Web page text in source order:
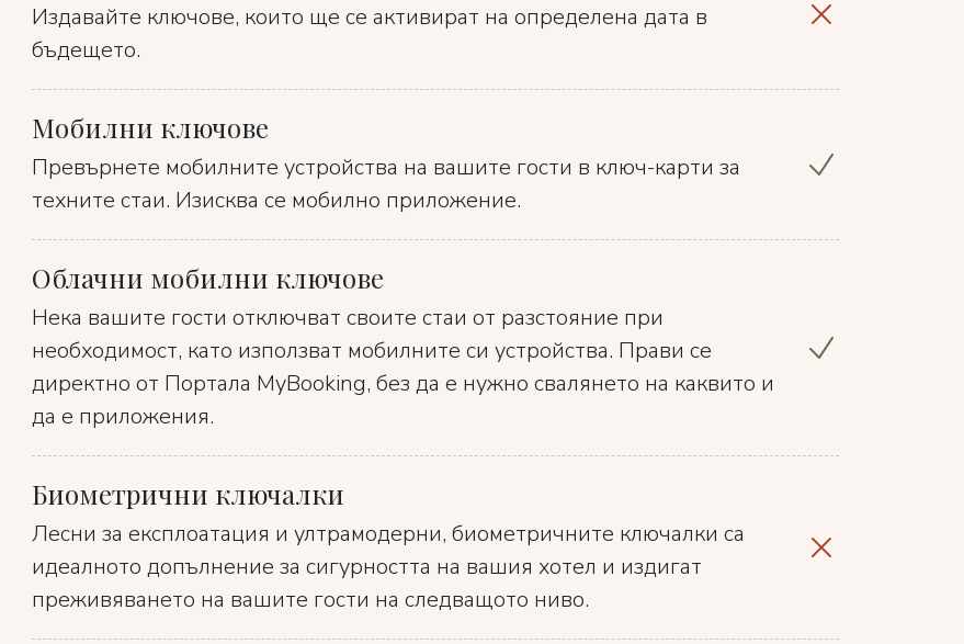
Издавайте ключове, които ще се активират на определена дата в
бъдещето.
Мобилни ключове
Превърнете мобилните устройства на вашите гости в ключ-карти за
техните стаи. Изисква се мобилно приложение.
Облачни мобилни ключове
Нека вашите гости отключват своите стаи от разстояние при
необходимост, като използват мобилните си устройства. Прави се
директно от Портала MyBooking, без да е нужно свалянето на каквито и
да е приложения.
Биометрични ключалки
Лесни за експлоатация и ултрамодерни, биометричните ключалки са
идеалното допълнение за сигурността на вашия хотел и издигат
преживяването на вашите гости на следващото ниво.